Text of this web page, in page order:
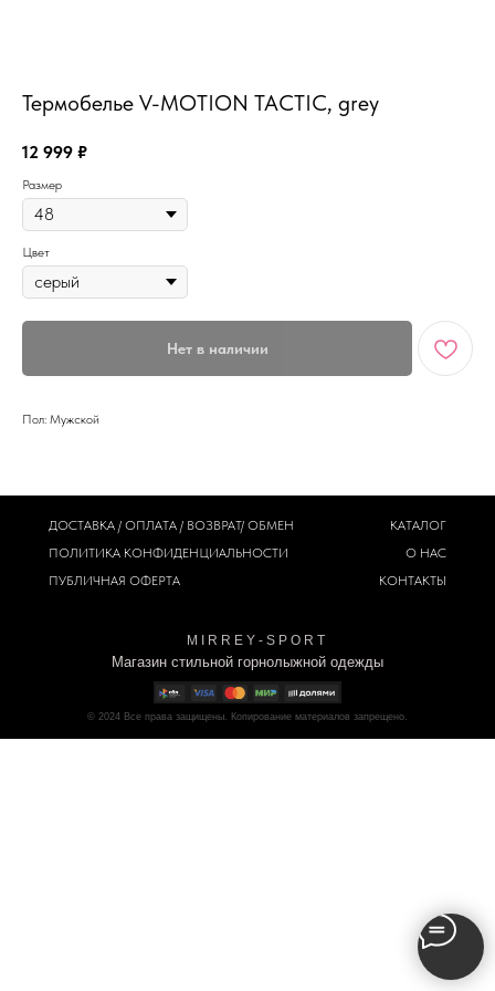
Термобелье V-MOTION TACTIC, grey
12 999 ₽
Размер
Цвет
Нет в наличии
Пол: Мужской
M I R R E Y - S P O R T
Магазин стильной горнолыжной одежды
© 2024 Все права защищены. Копирование материалов запрещено.
ДОСТАВКА / ОПЛАТА / ВОЗВРАТ/ ОБМЕН
ПОЛИТИКА КОНФИДЕНЦИАЛЬНОСТИ
ПУБЛИЧНАЯ ОФЕРТА
КАТАЛОГ
О НАС
КОНТАКТЫ